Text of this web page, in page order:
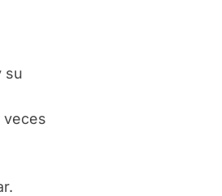
su
veces